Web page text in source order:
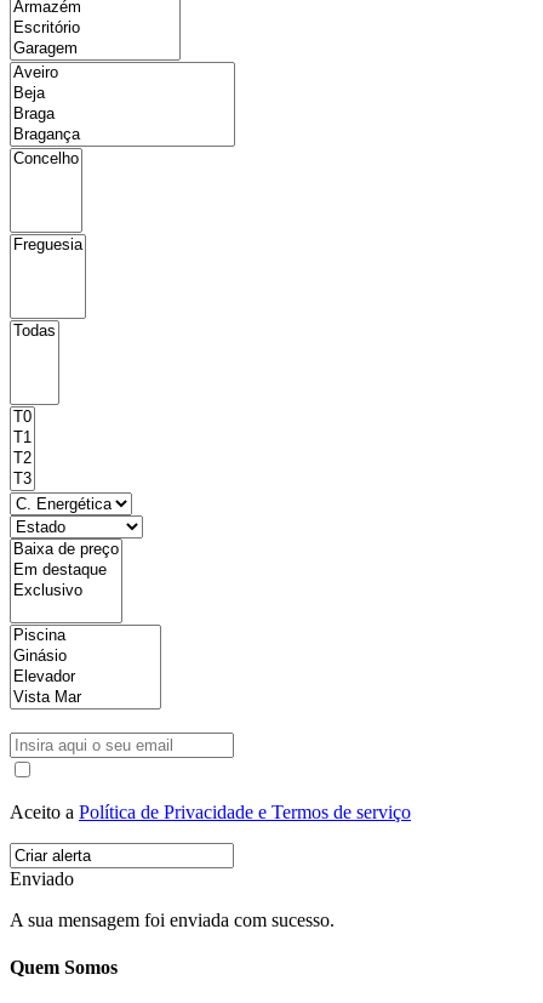
Aceito a Política de Privacidade e Termos de serviço
Enviado
A sua mensagem foi enviada com sucesso.
Quem Somos